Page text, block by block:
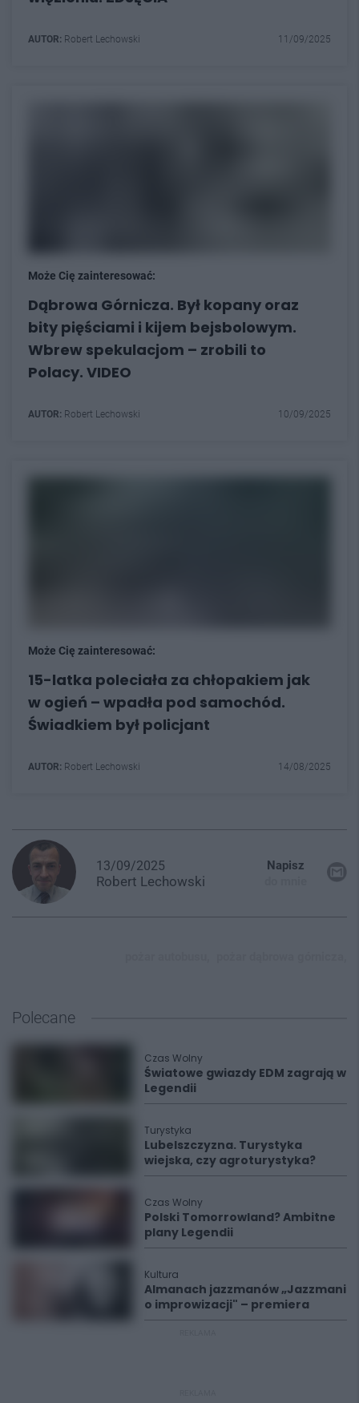
AUTOR: Robert Lechowski 11/09/2025
Może Cię zainteresować:
Dąbrowa Górnicza. Był kopany oraz
bity pięściami i kijem bejsbolowym.
Wbrew spekulacjom – zrobili to
Polacy. VIDEO
AUTOR: Robert Lechowski 10/09/2025
Może Cię zainteresować:
15-latka poleciała za chłopakiem jak
w ogień – wpadła pod samochód.
Świadkiem był policjant
AUTOR: Robert Lechowski 14/08/2025
13/09/2025
Robert Lechowski
Napisz
Polecane
Czas Wolny
Światowe gwiazdy EDM zagrają w
Legendii
Turystyka
Lubelszczyzna. Turystyka
wiejska, czy agroturystyka?
Czas Wolny
Polski Tomorrowland? Ambitne
plany Legendii
Kultura
Almanach jazzmanów „Jazzmani
o improwizacji" – premiera